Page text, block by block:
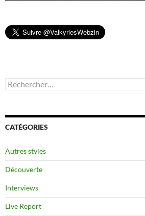
Rechercher :
CATÉGORIES
Autres styles
Découverte
Interviews
Live Report